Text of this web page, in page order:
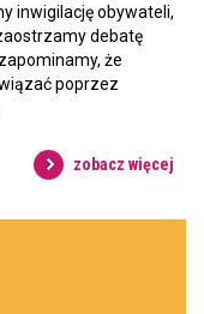
inwigilację obywateli,
debatę
że
poprzez
zobacz więcej